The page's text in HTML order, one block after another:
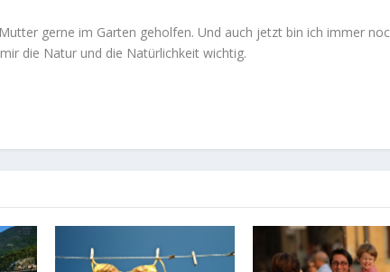
gerne im Garten geholfen. Und auch jetzt bin ich immer
die Natur und die Natürlichkeit wichtig.